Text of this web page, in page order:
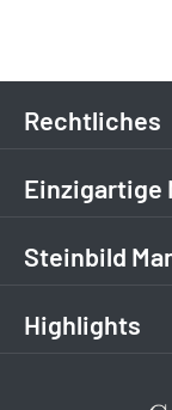
Rechtliches
Einzigartige
Steinbild
Highlights